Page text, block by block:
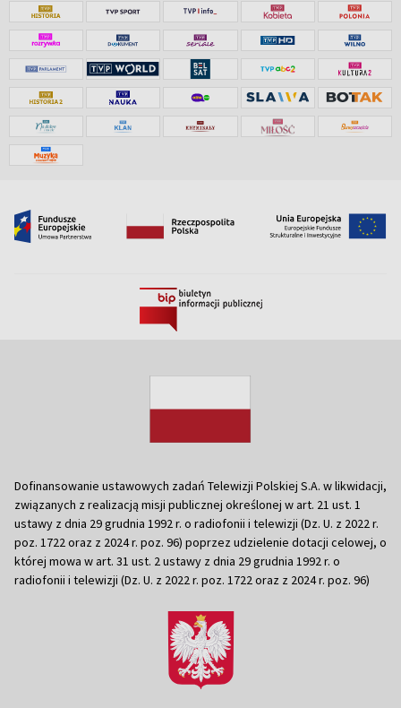
Dofinansowanie ustawowych zadań Telewizji Polskiej S.A. w likwidacji,
związanych z realizacją misji publicznej określonej w art. 21 ust. 1
ustawy z dnia 29 grudnia 1992 r. o radiofonii i telewizji (Dz. U. z 2022 r.
poz. 1722 oraz z 2024 r. poz. 96) poprzez udzielenie dotacji celowej, o
której mowa w art. 31 ust. 2 ustawy z dnia 29 grudnia 1992 r. o
radiofonii i telewizji (Dz. U. z 2022 r. poz. 1722 oraz z 2024 r. poz. 96)